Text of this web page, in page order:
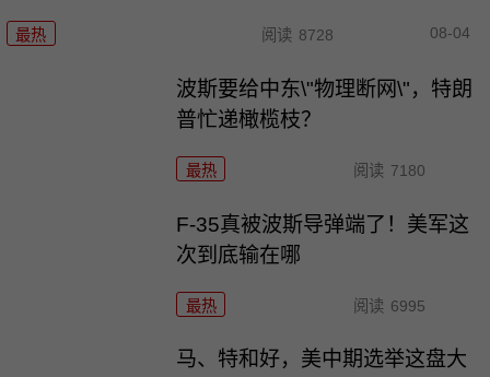
最热 阅读 8728 08-04
波斯要给中东\"物理断网\"，特朗
普忙递橄榄枝？
最热 阅读 7180
F-35真被波斯导弹端了！美军这
次到底输在哪
最热 阅读 6995
马、特和好，美中期选举这盘大